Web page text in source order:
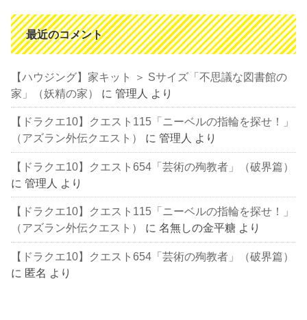
最近のコメント
【ハウジング】家キット ＞ Sサイズ「不思議な図書館の
家」（妖精の家）
に管理人 より
【ドラクエ10】クエスト115「ニーベルの指輪を探せ！」
（アズラン外伝クエスト）
に管理人 より
【ドラクエ10】クエスト654「芸術の殉教者」（破界篇）
に管理人 より
【ドラクエ10】クエスト115「ニーベルの指輪を探せ！」
（アズラン外伝クエスト）
に名無しの金平糖 より
【ドラクエ10】クエスト654「芸術の殉教者」（破界篇）
に 匿名 より